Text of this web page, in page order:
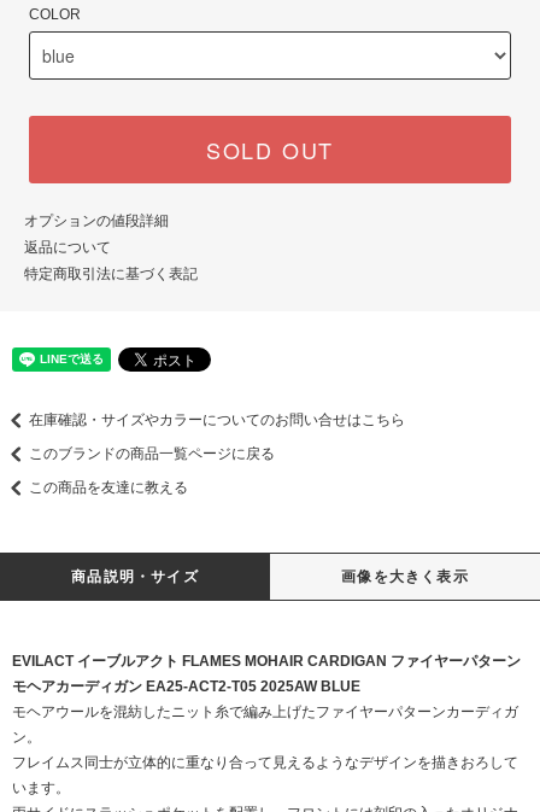
COLOR
SOLD OUT
オプションの値段詳細
返品について
特定商取引法に基づく表記
在庫確認・サイズやカラーについてのお問い合せはこちら
このブランドの商品一覧ページに戻る
この商品を友達に教える
商品説明・サイズ 画像を大きく表示
EVILACT イーブルアクト FLAMES MOHAIR CARDIGAN ファイヤーパターン
モヘアカーディガン EA25-ACT2-T05 2025AW BLUE
モヘアウールを混紡したニット糸で編み上げたファイヤーパターンカーディガ
ン。
フレイムス同士が立体的に重なり合って見えるようなデザインを描きおろして
います。